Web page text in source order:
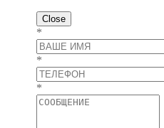
Close
*
*
*